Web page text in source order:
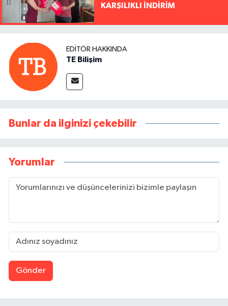
KARŞILIKLI İNDİRİM
EDITÖR HAKKINDA
TE Bilişim
Bunlar da ilginizi çekebilir
Yorumlar
Gönder